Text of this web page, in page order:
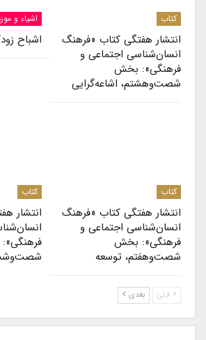
کتاب
انتشار هفتگی کتاب «فرهنگ
انسان‌شناسی اجتماعی و
فرهنگی»: بخش
شصت‌وهشتم، اشاعه‌گرایی
اشیاء و
اشباح
کتاب
انتشار هفتگی کتاب «فرهنگ
انسان‌شناسی اجتماعی و
فرهنگی»: بخش
شصت‌وهفتم، توسعه
کتاب
انتشار
قبلی بعدی